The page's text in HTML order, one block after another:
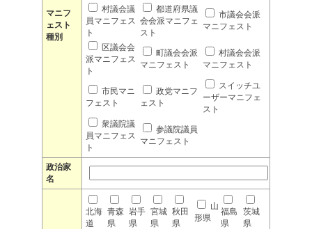
マニフ
ェスト
種別
村議会議
員マニフェス
ト
都道府県議
会会派マニフェ
スト
市議会会派
マニフェスト
区議会会
派マニフェス
ト
町議会会派
マニフェスト
村議会会派
マニフェスト
市民マニ
フェスト
政党マニフ
ェスト
スイッチユ
ーザーマニフェ
スト
衆議院議
員マニフェス
ト
参議院議員
マニフェスト
政治家
名
北海
道
青森
県
岩手
県
宮城
県
秋田
県
山
形県
福島
県
茨城
県